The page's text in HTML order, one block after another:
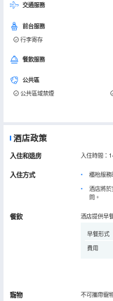
交通服務
前台服務
行李寄存
餐飲服務
公共區
公共區域禁煙
酒店政策
入住和退房 入住時間
入住方式
櫃枱服務
酒店將於
問。
餐飲 酒店提供早
早餐形式
費用
寵物 不可攜帶寵